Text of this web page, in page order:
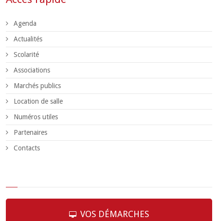
Agenda
Actualités
Scolarité
Associations
Marchés publics
Location de salle
Numéros utiles
Partenaires
Contacts
VOS DÉMARCHES